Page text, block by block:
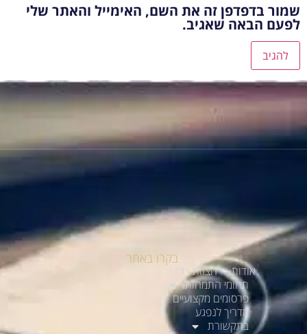
שמור בדפדפן זה את השם, האימייל והאתר שלי
לפעם הבאה שאגיב.
בקרו באתר
אודות
הצוות שלנו
תחומי התמחות
פרסומים מקצועיים
מדריך לנפגע
בתקשורת